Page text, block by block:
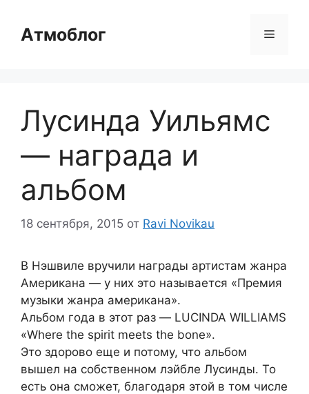
содержимому
Атмоблог Меню
Лусинда Уильямс
— награда и
альбом
18 сентября, 2015 от Ravi Novikau
В Нэшвиле вручили награды артистам жанра
Американа — у них это называется «Премия
музыки жанра американа».
Альбом года в этот раз — LUCINDA WILLIAMS
«Where the spirit meets the bone».
Это здорово еще и потому, что альбом
вышел на собственном лэйбле Лусинды. То
есть она сможет, благодаря этой в том числе